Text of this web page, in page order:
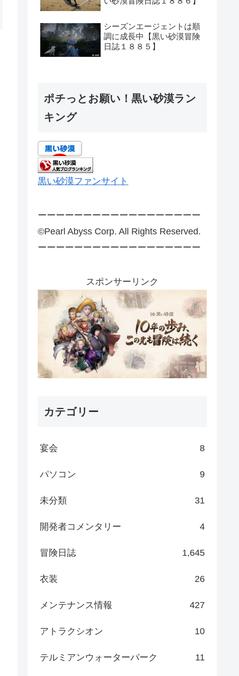
シーズンエージェントは順
調に成長中【黒い砂漠冒険
日誌１８８５】
ポチっとお願い！黒い砂漠ラン
キング
黒い砂漠ファンサイト
ーーーーーーーーーーーーーーーーーー
©Pearl Abyss Corp. All Rights Reserved.
ーーーーーーーーーーーーーーーーーー
スポンサーリンク
カテゴリー
宴会 8
パソコン 9
未分類 31
開発者コメンタリー 4
冒険日誌 1,645
衣装 26
メンテナンス情報 427
アトラクシオン 10
テルミアンウォーターパーク 11